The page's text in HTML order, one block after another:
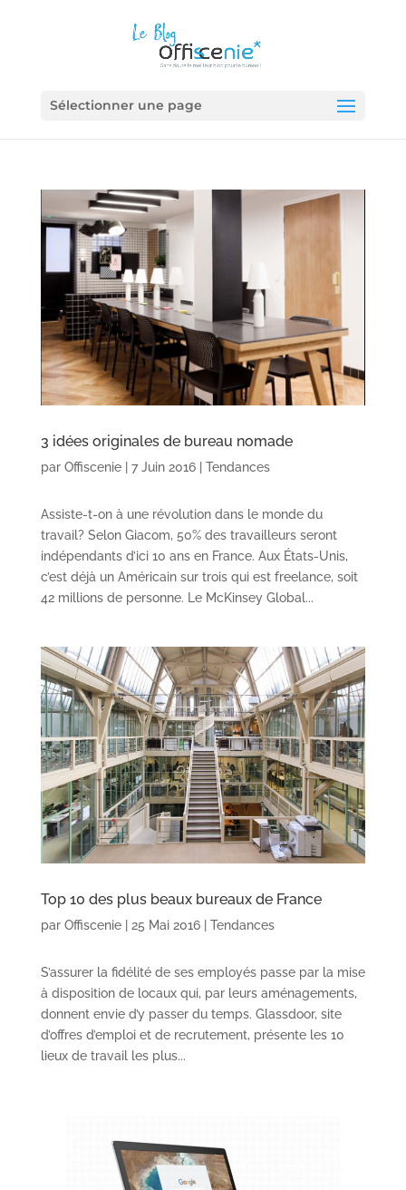
Sélectionner une page
3 idées originales de bureau nomade
par Offiscenie| 7 Juin 2016| Tendances
Assiste-t-on à une révolution dans le monde du
travail? Selon Giacom, 50% des travailleurs seront
indépendants d’ici 10 ans en France. Aux États-Unis,
c’est déjà un Américain sur trois qui est freelance, soit
42 millions de personne. Le McKinsey Global...
Top 10 des plus beaux bureaux de France
par Offiscenie| 25 Mai 2016| Tendances
S’assurer la fidélité de ses employés passe par la mise
à disposition de locaux qui, par leurs aménagements,
donnent envie d’y passer du temps. Glassdoor, site
d’offres d’emploi et de recrutement, présente les 10
lieux de travail les plus...